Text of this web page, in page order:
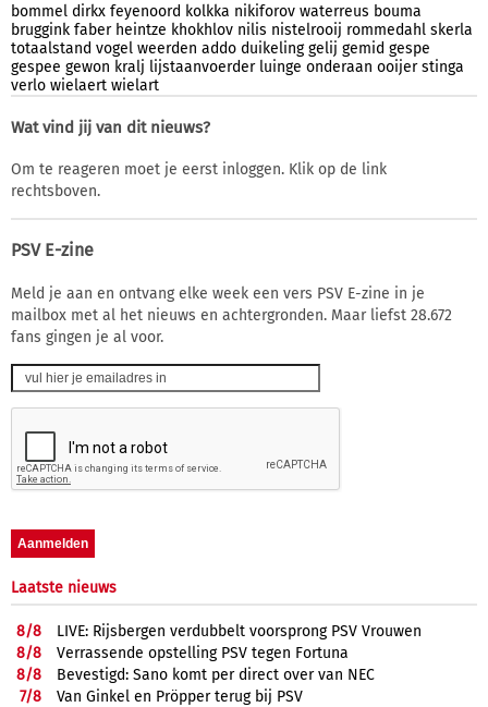
bommel dirkx feyenoord kolkka nikiforov waterreus bouma
bruggink faber heintze khokhlov nilis nistelrooij rommedahl skerla
totaalstand vogel weerden addo duikeling gelij gemid gespe
gespee gewon kralj lijstaanvoerder luinge onderaan ooijer stinga
verlo wielaert wielart
Wat vind jij van dit nieuws?
Om te reageren moet je eerst inloggen. Klik op de link
rechtsboven.
PSV E-zine
Meld je aan en ontvang elke week een vers PSV E-zine in je
mailbox met al het nieuws en achtergronden. Maar liefst 28.672
fans gingen je al voor.
Laatste nieuws
8/8
LIVE: Rijsbergen verdubbelt voorsprong PSV Vrouwen
8/8
Verrassende opstelling PSV tegen Fortuna
8/8
Bevestigd: Sano komt per direct over van NEC
7/8
Van Ginkel en Pröpper terug bij PSV